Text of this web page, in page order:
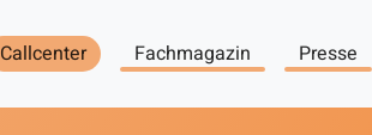
Callcenter Fachmagazin Presse